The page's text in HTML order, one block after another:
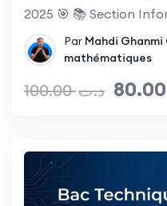
2025 🎯 📚 Section
Par Mahdi Ghanmi
mathématiques
100.00د.ت 80.00